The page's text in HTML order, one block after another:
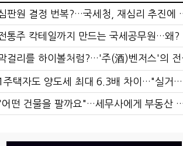
심판원 결정 번
통주 칵테일까지 만드는 국세공무원…왜?
막걸
1주택자도 양도세 최대 6.3배 차이…"실거주 요건 강화하자"
"어떤 건물을 팔까요"…세무사에게 부동산 고민을 털어놓는 이유